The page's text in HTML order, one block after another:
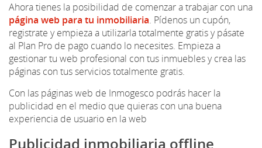
Ahora tienes la posibilidad de comenzar a trabajar con una
página web para tu inmobiliaria. Pídenos un cupón,
registrate y empieza a utilizarla totalmente gratis y pásate
al Plan Pro de pago cuando lo necesites. Empieza a
gestionar tu web profesional con tus inmuebles y crea las
páginas con tus servicios totalmente gratis.
Con las páginas web de Inmogesco podrás hacer la
publicidad en el medio que quieras con una buena
experiencia de usuario en la web
Publicidad inmobiliaria offline